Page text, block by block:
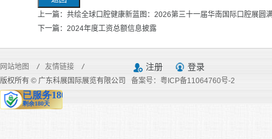
上一篇：共绘全球口腔健康新蓝图：2026第三十一届华南国际口腔展圆
下一篇：2024年度工资总额信息披露
网站地图 / 友情链接 / 注册 登录
版权所有 © 广东科展国际展览有限公司 备案号：粤ICP备11064760号-2